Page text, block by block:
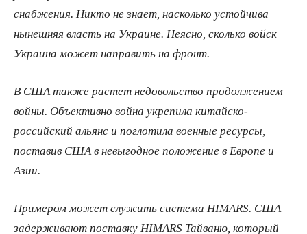
снабжения. Никто не знает, насколько устойчива
нынешняя власть на Украине. Неясно, сколько войск
Украина может направить на фронт.
В США также растет недовольство продолжением
войны. Объективно война укрепила китайско-
российский альянс и поглотила военные ресурсы,
поставив США в невыгодное положение в Европе и
Азии.
Примером может служить система HIMARS. США
задерживают поставку HIMARS Тайваню, который